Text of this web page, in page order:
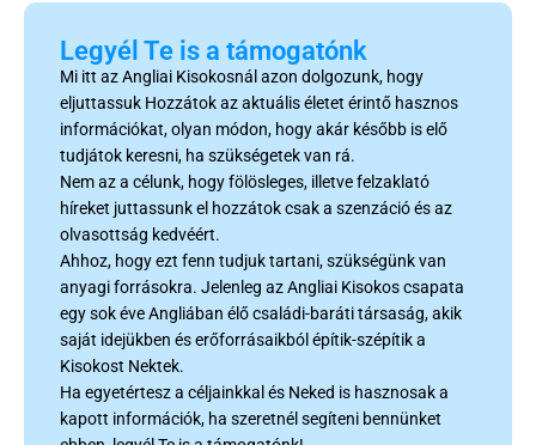
Legyél Te is a támogatónk
Mi itt az Angliai Kisokosnál azon dolgozunk, hogy
eljuttassuk Hozzátok az aktuális életet érintő hasznos
információkat, olyan módon, hogy akár később is elő
tudjátok keresni, ha szükségetek van rá.
Nem az a célunk, hogy fölösleges, illetve felzaklató
híreket juttassunk el hozzátok csak a szenzáció és az
olvasottság kedvéért.
Ahhoz, hogy ezt fenn tudjuk tartani, szükségünk van
anyagi forrásokra. Jelenleg az Angliai Kisokos csapata
egy sok éve Angliában élő családi-baráti társaság, akik
saját idejükben és erőforrásaikból építik-szépítik a
Kisokost Nektek.
Ha egyetértesz a céljainkkal és Neked is hasznosak a
kapott információk, ha szeretnél segíteni bennünket